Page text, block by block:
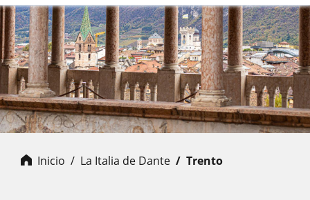
Inicio La Italia de Dante trento